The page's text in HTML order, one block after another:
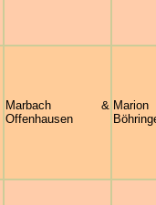
Marbach &
Offenhausen
Marion